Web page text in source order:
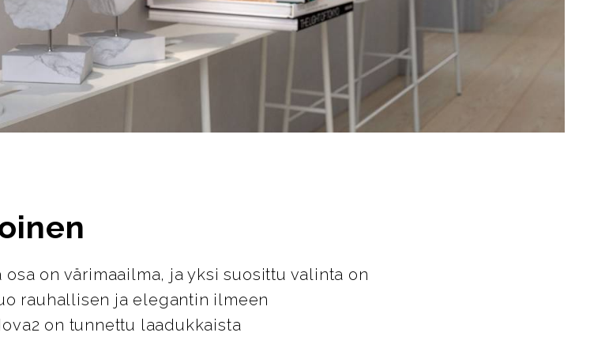
on värimaailma, ja yksi suosittu valinta on
rauhallisen ja elegantin ilmeen
on tunnettu laadukkaista